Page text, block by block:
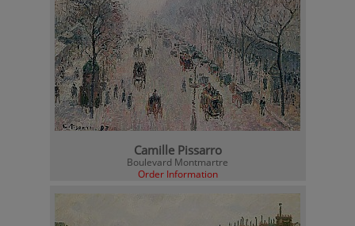
Camille Pissarro
Boulevard Montmartre
Order Information